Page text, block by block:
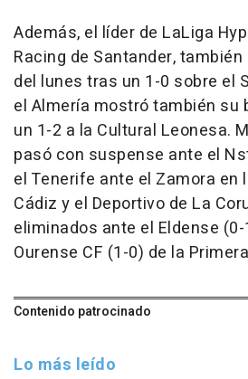
Además, el líder de LaLiga
Racing de Santander,
del lunes tras un 1-0 sobre el
el Almería mostró también su
un 1-2 a la Cultural Leonesa.
pasó con suspense ante el
el Tenerife ante el Zamora en
Cádiz y el Deportivo de La
eliminados ante el Eldense
Ourense CF (1-0) de la Primera
Contenido patrocinado
Lo más leído